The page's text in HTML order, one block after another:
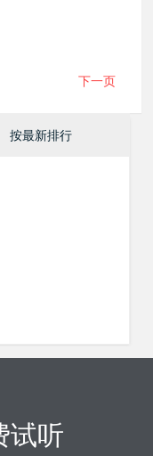
下一页
按最新排行
试听